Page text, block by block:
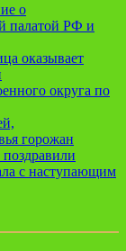
о
палатой РФ и
оказывает
округа по
горожан
с наступающим